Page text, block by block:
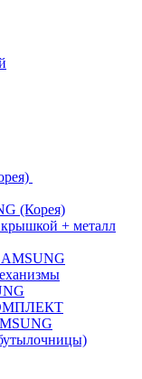
(Корея)
+ металл